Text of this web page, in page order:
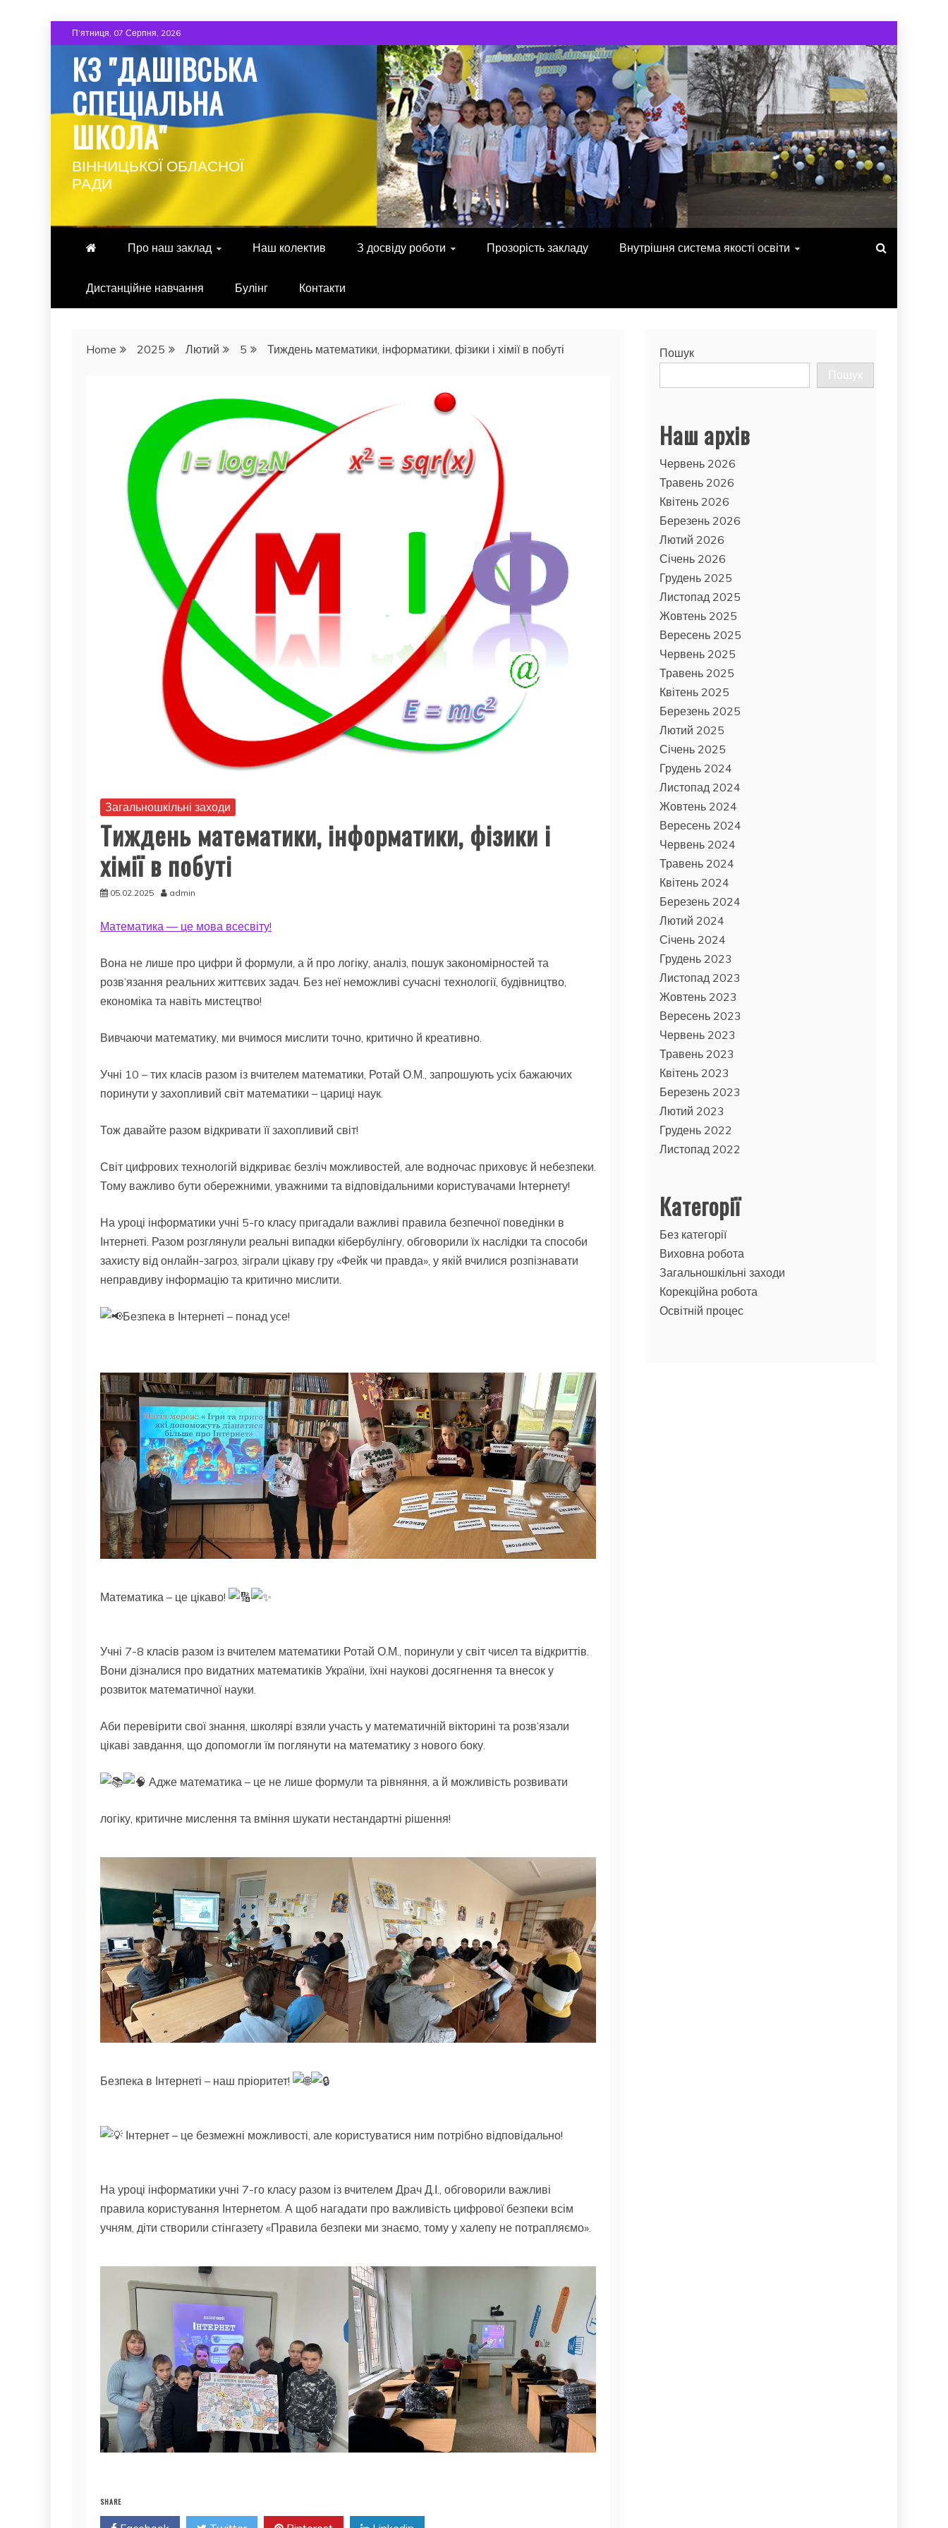
to
content
П’ятниця, 07 Серпня, 2026
КЗ "ДАШІВСЬКА
СПЕЦІАЛЬНА
ШКОЛА"
ВІННИЦЬКОЇ ОБЛАСНОЇ
РАДИ
Про наш заклад Наш колектив З досвіду роботи Прозорість закладу Внутрішня система якості освіти
Дистанційне навчання Булінг Контакти
Home 2025 Лютий 5 Тиждень математики, інформатики, фізики і хімії в побуті
Загальношкільні заходи
Тиждень математики, інформатики, фізики і
хімії в побуті
05.02.2025 admin
Математика — це мова всесвіту!
Вона не лише про цифри й формули, а й про логіку, аналіз, пошук закономірностей та
розв’язання реальних життєвих задач. Без неї неможливі сучасні технології, будівництво,
економіка та навіть мистецтво!
Вивчаючи математику, ми вчимося мислити точно, критично й креативно.
Учні 10 – тих класів разом із вчителем математики, Ротай О.М., запрошують усіх бажаючих
поринути у захопливий світ математики – цариці наук.
Тож давайте разом відкривати її захопливий світ!
Світ цифрових технологій відкриває безліч можливостей, але водночас приховує й небезпеки.
Тому важливо бути обережними, уважними та відповідальними користувачами Інтернету!
На уроці інформатики учні 5-го класу пригадали важливі правила безпечної поведінки в
Інтернеті. Разом розглянули реальні випадки кібербулінгу, обговорили їх наслідки та способи
захисту від онлайн-загроз, зіграли цікаву гру «Фейк чи правда», у якій вчилися розпізнавати
неправдиву інформацію та критично мислити.
Безпека в Інтернеті – понад усе!
Математика – це цікаво!
Учні 7-8 класів разом із вчителем математики Ротай О.М., поринули у світ чисел та відкриттів.
Вони дізналися про видатних математиків України, їхні наукові досягнення та внесок у
розвиток математичної науки.
Аби перевірити свої знання, школярі взяли участь у математичній вікторині та розв’язали
цікаві завдання, що допомогли їм поглянути на математику з нового боку.
Адже математика – це не лише формули та рівняння, а й можливість розвивати
логіку, критичне мислення та вміння шукати нестандартні рішення!
Безпека в Інтернеті – наш пріоритет!
Інтернет – це безмежні можливості, але користуватися ним потрібно відповідально!
На уроці інформатики учні 7-го класу разом із вчителем Драч Д.І., обговорили важливі
правила користування Інтернетом. А щоб нагадати про важливість цифрової безпеки всім
учням, діти створили стінгазету «Правила безпеки ми знаємо, тому у халепу не потрапляємо».
SHARE
Пошук
Пошук
Наш архів
Червень 2026
Травень 2026
Квітень 2026
Березень 2026
Лютий 2026
Січень 2026
Грудень 2025
Листопад 2025
Жовтень 2025
Вересень 2025
Червень 2025
Травень 2025
Квітень 2025
Березень 2025
Лютий 2025
Січень 2025
Грудень 2024
Листопад 2024
Жовтень 2024
Вересень 2024
Червень 2024
Травень 2024
Квітень 2024
Березень 2024
Лютий 2024
Січень 2024
Грудень 2023
Листопад 2023
Жовтень 2023
Вересень 2023
Червень 2023
Травень 2023
Квітень 2023
Березень 2023
Лютий 2023
Грудень 2022
Листопад 2022
Категорії
Без категорії
Виховна робота
Загальношкільні заходи
Корекційна робота
Освітній процес